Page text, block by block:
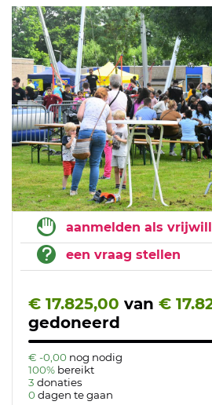
aanmelden als
een vraag stellen
€ 17.825,00 van €
gedoneerd
€ -0,00 nog nodig
100% bereikt
3 donaties
0 dagen te gaan